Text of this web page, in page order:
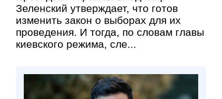
Зеленский утверждает, что готов
изменить закон о выборах для их
проведения. И тогда, по словам главы
киевского режима, сле...